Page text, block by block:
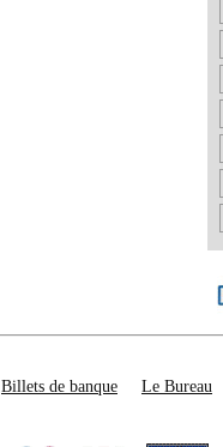
Billets de banque Le Bureau